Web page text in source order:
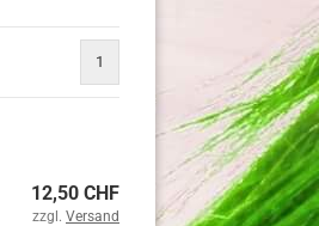
1
12,50 CHF
zzgl. Versand